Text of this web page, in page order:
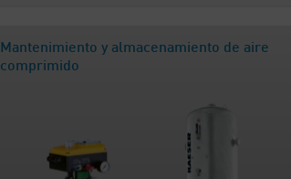
Mantenimiento y almacenamiento de aire
comprimido